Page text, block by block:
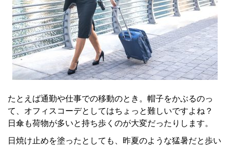
たとえば通勤や仕事での移動のとき。帽子をかぶるのっ
て、オフィスコーデとしてはちょっと難しいですよね？
日傘も荷物が多いと持ち歩くのが大変だったりします。
日焼け止めを塗ったとしても、昨夏のような猛暑だと歩い